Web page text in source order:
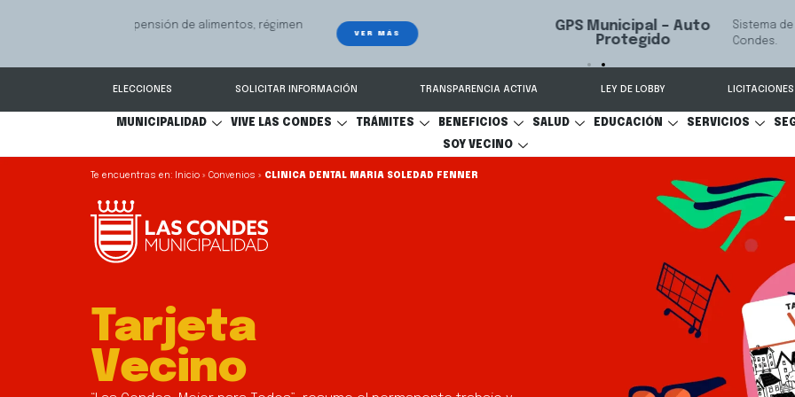
GPS Municipal – Auto
Sistema de seguimiento y recuperación de vehículos, conectado 24/7 a Seguridad
Condes.
ELECCIONES SOLICITAR INFORMACIÓN TRANSPARENCIA ACTIVA LEY DE LOBBY LICITACIONES
MUNICIPALIDAD VIVE LAS CONDES TRÁMITES BENEFICIOS SALUD EDUCACIÓN SERVICIOS
SOY VECINO
Inicio » Convenios » CLINICA DENTAL MARIA SOLEDAD FENNER
Tarjeta
Vecino